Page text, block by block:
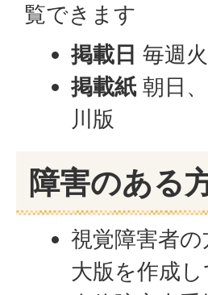
覧できます
掲載日 毎週
掲載紙 朝日
川版
障害のある
視覚障害者
大版を作成し